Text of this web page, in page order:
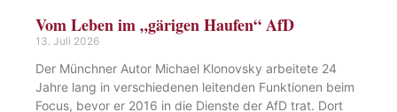
Vom Leben im „gärigen Haufen“ AfD
13. Juli 2026
Der Münchner Autor Michael Klonovsky arbeitete 24
Jahre lang in verschiedenen leitenden Funktionen beim
Focus, bevor er 2016 in die Dienste der AfD trat. Dort